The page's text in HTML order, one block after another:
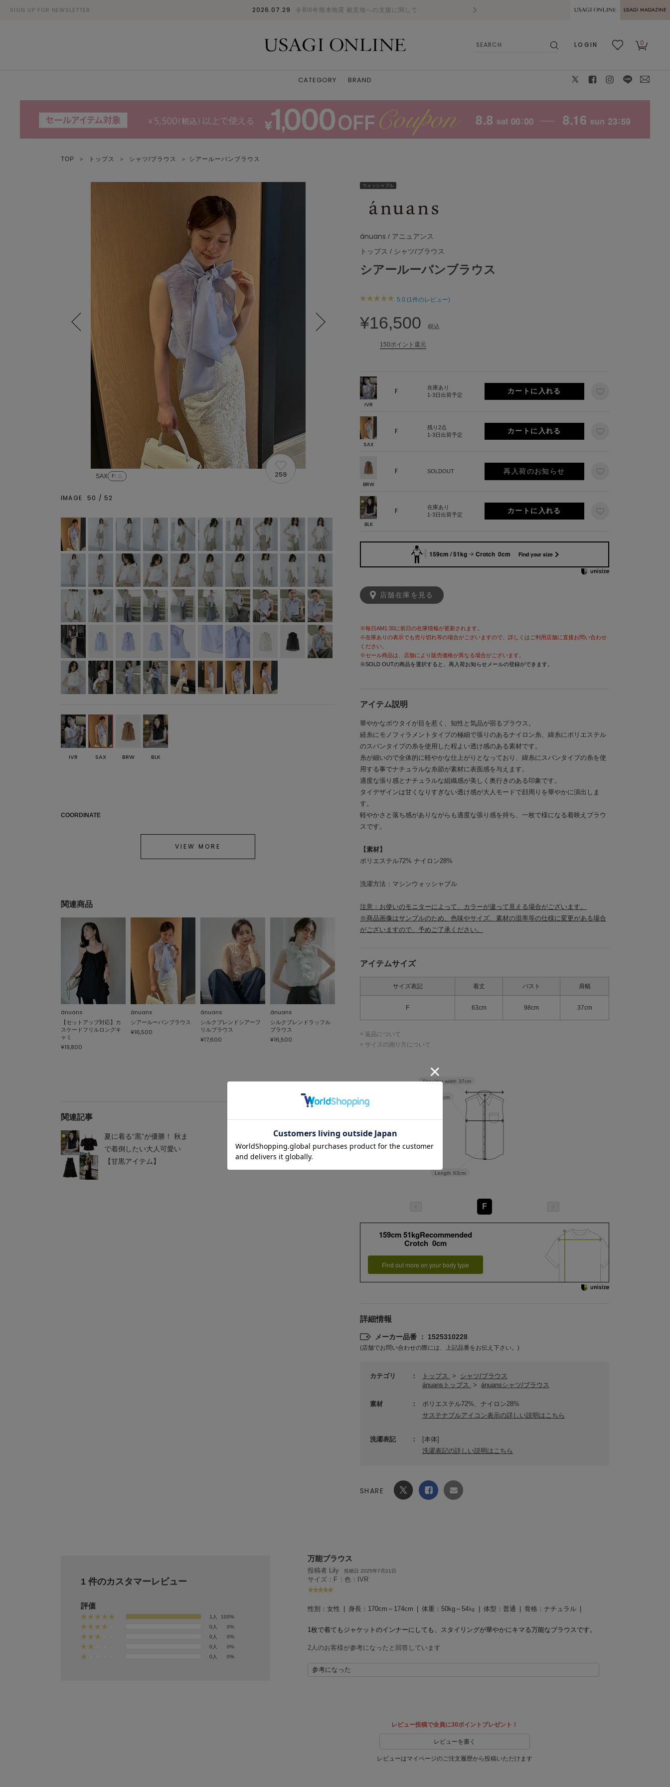
SIGN UP FOR NEWSLETTER 2026.07.29 令和8年熊本地震 被災地への支援に関して 熊本県熊本地方を震源とする地震の影響に
MAGAZINE
LOGIN
0
CATEGORY BRAND
TOP ＞ トップス ＞ シャツ/ブラウス ＞ シアールーバンブラウス
ウォッシャブル
ánuans / アニュアンス
トップス / シャツ/ブラウス
シアールーバンブラウス
5.0 (1件のレビュー)
¥16,500 税込
150ポイント還元
IVR
F
在庫あり
1-3日出荷予定
SAX
F
残り2点
1-3日出荷予定
BRW
F SOLDOUT 再入荷のお知らせ
BLK
F
在庫あり
1-3日出荷予定
159cm / 51kg Crotch 0cm Find your size
店舗在庫を見る
※毎日AM1:30に前日の在庫情報が更新されます。
※在庫ありの表示でも売り切れ等の場合がございますので、詳しくはご利用店舗に直接お問い合わせ
ください。
※セール商品は、店舗により販売価格が異なる場合がございます。
※SOLD OUTの商品を選択すると、再入荷お知らせメールの登録ができます。
アイテム説明
華やかなボウタイが目を惹く、知性と気品が宿るブラウス。
経糸にモノフィラメントタイプの極細で張りのあるナイロン糸、緯糸にポリエステル
のスパンタイプの糸を使用した程よい透け感のある素材です。
糸が細いので全体的に軽やかな仕上がりとなっており、緯糸にスパンタイプの糸を使
用する事でナチュラルな糸節が素材に表面感を与えます。
適度な張り感とナチュラルな組織感が美しく奥行きのある印象です。
タイデザインは甘くなりすぎない透け感が大人モードで顔周りを華やかに演出しま
す。
軽やかさと落ち感がありながらも適度な張り感を持ち、一枚で様になる着映えブラウ
スです。
【素材】
ポリエステル72% ナイロン28%
洗濯方法：マシンウォッシャブル
注意：お使いのモニターによって、カラーが違って見える場合がございます。
※商品画像はサンプルのため、色味やサイズ、素材の混率等の仕様に変更がある場合
がございますので、予めご了承ください。
アイテムサイズ
サイズ表記 着丈 バスト 肩幅
F 63cm 98cm 37cm
> 返品について
> サイズの測り方について
Length 63cm
49cm
Shoulder width 37cm
F
159cm 51kgRecommended
Crotch 0cm
Find out more on your body type
詳細情報
メーカー品番 ： 1525310228
(店舗でお問い合わせの際には、上記品番をお伝え下さい。)
カテゴリ トップス >
シャツ/ブラウス
ánuansトップス
> ánuansシャツ/ブラウス
素材
ポリエステル72%、ナイロン28%
サステナブルアイコン表示の詳しい説明はこちら
洗濯表記
[本体]
洗濯表記の詳しい説明はこちら
SHARE
SAX F: △ 259
IMAGE 50 / 52
IVR SAX BRW BLK
COORDINATE
VIEW MORE
関連商品
ánuans
【セットアップ対応】カ
スケードフリルロングキ
ャミ
¥19,800
ánuans
シアールーバンブラウス
¥16,500
ánuans
シルクブレンドシアーフ
リルブラウス
¥17,600
ánuans
シルクブレンドラッフル
ブラウス
¥16,500
関連記事
夏に着る“黒”が優勝！ 秋ま
で着倒したい大人可愛い
【甘黒アイテム】
1 件のカスタマーレビュー
評価
1人
100%
0人
0%
0人
0%
0人
0%
0人
0%
万能ブラウス
投稿者 Lily 投稿日 2025年7月21日
サイズ：F | 色：IVR
性別： 女性 身長： 170cm～174cm 体重： 50kg～54㎏ 体型： 普通 骨格： ナチュラル
1枚で着てもジャケットのインナーにしても、スタイリングが華やかにキマる万能なブラウスです。
2人のお客様が参考になったと回答しています
参考になった
レビュー投稿で全員に30ポイントプレゼント！
レビューを書く
レビューはマイページのご注文履歴から投稿いただけます